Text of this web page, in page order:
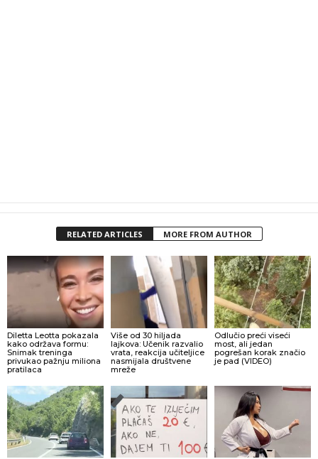
RELATED ARTICLES MORE FROM AUTHOR
Diletta Leotta pokazala
kako održava formu:
Snimak treninga
privukao pažnju miliona
pratilaca
Više od 30 hiljada
lajkova: Učenik razvalio
vrata, reakcija učiteljice
nasmijala društvene
mreže
Odlučio preći viseći
most, ali jedan
pogrešan korak značio
je pad (VIDEO)